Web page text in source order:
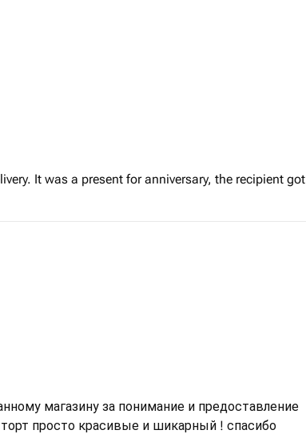
It was a present for anniversary, the recipient got
магазину за понимание и предоставление
просто красивые и шикарный ! спасибо